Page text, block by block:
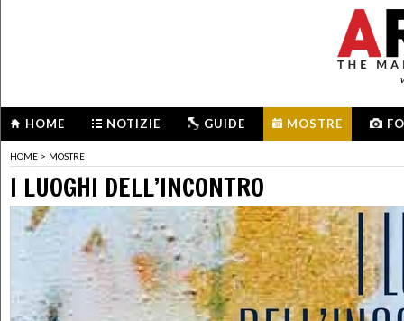
HOME NOTIZIE GUIDE MOSTRE
HOME > MOSTRE
I LUOGHI DELL’INCONTRO